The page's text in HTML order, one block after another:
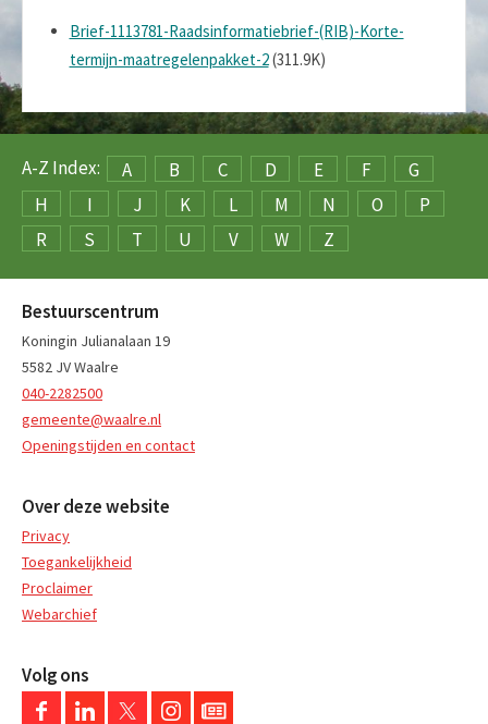
Brief-1113781-Raadsinformatiebrief-(RIB)-Korte-
termijn-maatregelenpakket-2(311.9K)
A-Z Index: A B C D E F
G
H
I J K L M N O
P
R
S T U V W Z
Bestuurscentrum
Koningin Julianalaan 19
5582 JV Waalre
040-2282500
gemeente@waalre.nl
Openingstijden en contact
Over deze website
Privacy
Toegankelijkheid
Proclaimer
Webarchief
Volg ons